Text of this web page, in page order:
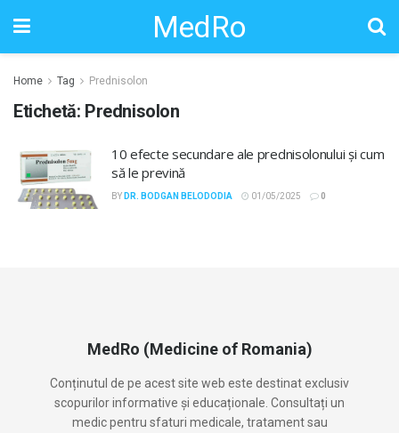
MedRo
Home Tag Prednisolon
Etichetă: Prednisolon
10 efecte secundare ale prednisolonului și cum
să le prevină
BY DR. BODGAN BELODODIA 01/05/2025 0
MedRo (Medicine of Romania)
Conținutul de pe acest site web este destinat exclusiv
scopurilor informative și educaționale. Consultați un
medic pentru sfaturi medicale, tratament sau